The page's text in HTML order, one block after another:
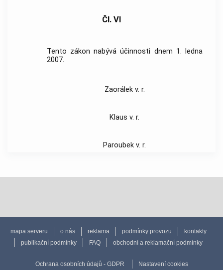
Čl. VI
Tento zákon nabývá účinnosti dnem 1. ledna
2007.
Zaorálek v. r.
Klaus v. r.
Paroubek v. r.
mapa serveru o nás reklama podmínky provozu
kontakty
publikační podmínky
FAQ obchodní a reklamační podmínky
Ochrana osobních údajů - GDPR Nastavení cookies